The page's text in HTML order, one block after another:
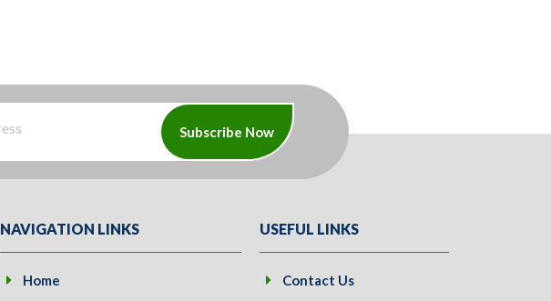
Subscribe Now
NAVIGATION LINKS
Home
USEFUL LINKS
Contact Us